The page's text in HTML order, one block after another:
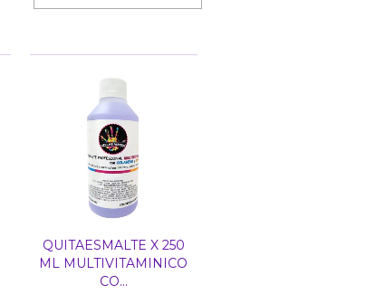
QUITAESMALTE X 250
ML MULTIVITAMINICO
CO...